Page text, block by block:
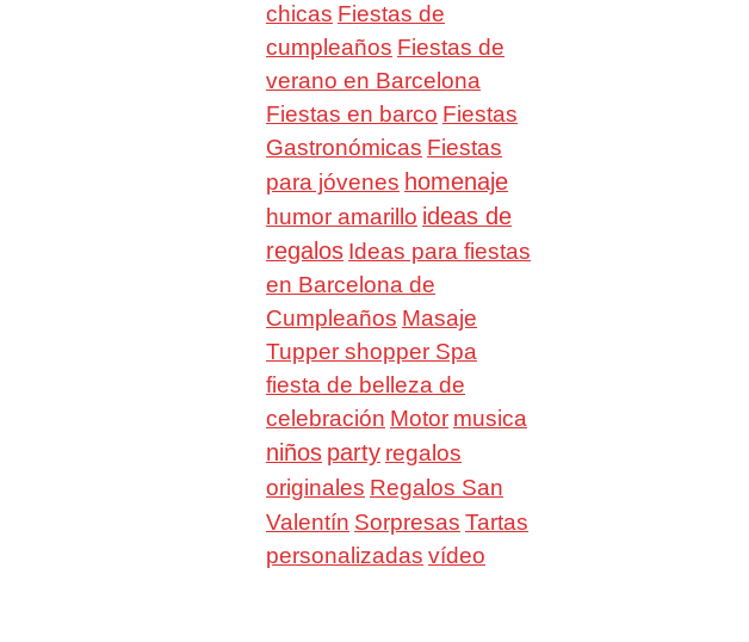
chicas Fiestas de
cumpleaños Fiestas de
verano en Barcelona
Fiestas en barco Fiestas
Gastronómicas Fiestas
para jóvenes homenaje
humor amarillo ideas de
regalos Ideas para fiestas
en Barcelona de
Cumpleaños Masaje
Tupper shopper Spa
fiesta de belleza de
celebración Motor musica
niños party regalos
originales Regalos San
Valentín Sorpresas Tartas
personalizadas vídeo